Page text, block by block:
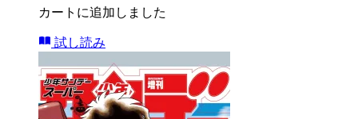
カートに追加しました
試し読み